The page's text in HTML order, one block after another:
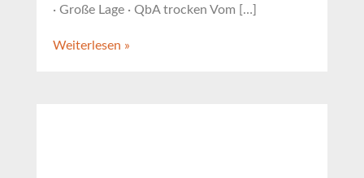
· Große Lage · QbA trocken Vom […]
Weiterlesen »